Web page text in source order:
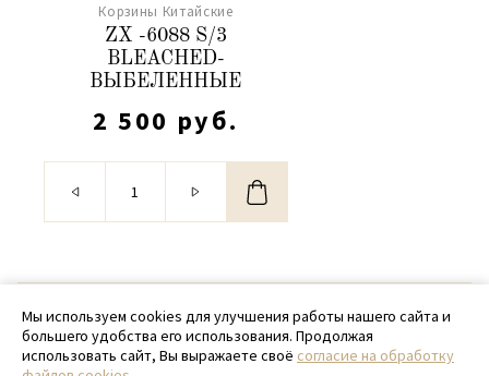
Корзины Китайские
ZX -6088 S/3
BLEACHED-
ВЫБЕЛЕННЫЕ
2 500 руб.
© 2020 - 2026 SamPack
+ 7 (918) 699-97-87
Мы используем cookies для улучшения работы нашего сайта и
большего удобства его использования. Продолжая
использовать сайт, Вы выражаете своё согласие на обработку